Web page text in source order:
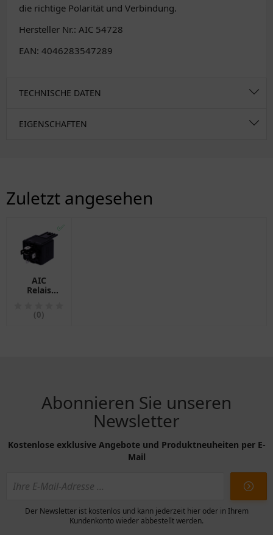
die richtige Polarität und Verbindung.
Hersteller Nr.: AIC 54728
EAN: 4046283547289
TECHNISCHE DATEN
EIGENSCHAFTEN
Zuletzt angesehen
✅
AIC
Relais
polig,
Umschalter
(0)
Abonnieren Sie unseren
Newsletter
Kostenlose exklusive Angebote und Produktneuheiten per E-
Mail
Der Newsletter ist kostenlos und kann jederzeit hier oder in Ihrem
Kundenkonto wieder abbestellt werden.